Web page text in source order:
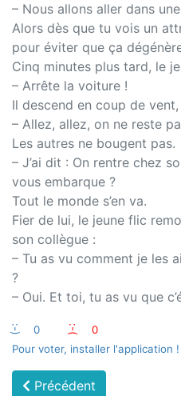
– Nous allons aller dans
Alors dès que tu vois un
pour éviter que ça
Cinq minutes plus tard, le
– Arrête la voiture !
Il descend en coup de
– Allez, allez, on ne reste
Les autres ne bougent pas.
– J’ai dit : On rentre chez
vous embarque ?
Tout le monde s’en va.
Fier de lui, le jeune flic
son collègue :
– Tu as vu comment je les
?
– Oui. Et toi, tu as vu que
:-) 0 :-(
0
Pour voter, installer l'application !
Précédent